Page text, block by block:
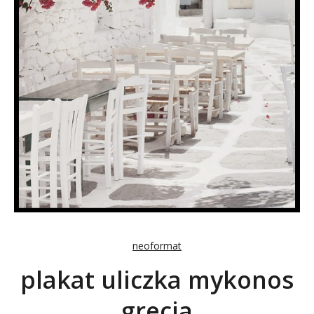
neoformat
plakat uliczka mykonos